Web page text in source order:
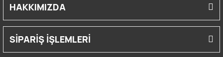
HAKKIMIZDA
SİPARİŞ İŞLEMLERİ